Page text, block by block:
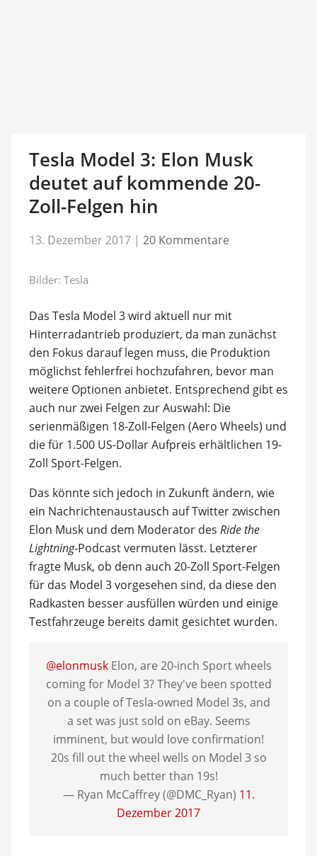
Tesla Model 3: Elon Musk
deutet auf kommende 20-
Zoll-Felgen hin
13. Dezember 2017 | 20 Kommentare
Bilder: Tesla
Das Tesla Model 3 wird aktuell nur mit
Hinterradantrieb produziert, da man zunächst
den Fokus darauf legen muss, die Produktion
möglichst fehlerfrei hochzufahren, bevor man
weitere Optionen anbietet. Entsprechend gibt es
auch nur zwei Felgen zur Auswahl: Die
serienmäßigen 18-Zoll-Felgen (Aero Wheels) und
die für 1.500 US-Dollar Aufpreis erhältlichen 19-
Zoll Sport-Felgen.
Das könnte sich jedoch in Zukunft ändern, wie
ein Nachrichtenaustausch auf Twitter zwischen
Elon Musk und dem Moderator des Ride the
Lightning-Podcast vermuten lässt. Letzterer
fragte Musk, ob denn auch 20-Zoll Sport-Felgen
für das Model 3 vorgesehen sind, da diese den
Radkasten besser ausfüllen würden und einige
Testfahrzeuge bereits damit gesichtet wurden.
@elonmuskElon, are 20-inch Sport wheels
coming for Model 3? They've been spotted
on a couple of Tesla-owned Model 3s, and
a set was just sold on eBay. Seems
imminent, but would love confirmation!
20s fill out the wheel wells on Model 3 so
much better than 19s!
— Ryan McCaffrey (@DMC_Ryan) 11.
Dezember 2017